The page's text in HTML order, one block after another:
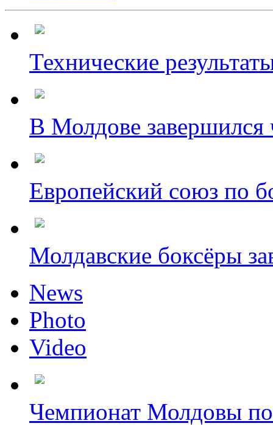
Технические
В Молдове завершился
Европейский союз по
Молдавские боксёры
News
Photo
Video
Чемпионат Молдовы по